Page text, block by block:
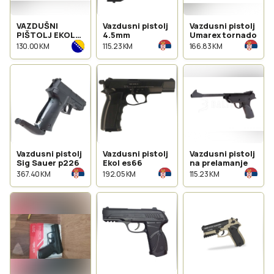
VAZDUŠNI
PIŠTOLJ EKOL
FOWLER
130.00 KM
Vazdusni pistolj
4.5mm
115.23 KM
Vazdusni pistolj
Umarex tornado
166.83 KM
Vazdusni pistolj
Sig Sauer p226
367.40 KM
Vazdusni pistolj
Ekol es66
192.05 KM
Vazdusni pistolj
na prelamanje
115.23 KM